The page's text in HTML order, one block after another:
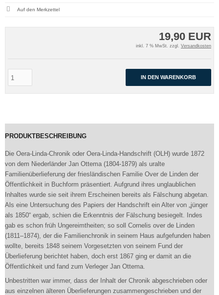
19,90 EUR
inkl. 7 % MwSt. zzgl. Versandkosten
IN DEN WARENKORB
PRODUKTBESCHREIBUNG
Die Oera-Linda-Chronik oder Oera-Linda-Handschrift (OLH) wurde 1872
von dem Niederländer Jan Ottema (1804-1879) als uralte
Familienüberlieferung der friesländischen Familie Over de Linden der
Öffentlichkeit in Buchform präsentiert. Aufgrund ihres unglaublichen
Inhaltes wurde sie seit ihrem Erscheinen bereits als Fälschung abgetan.
Als eine Untersuchung des Papiers der Handschrift ein Alter von „jünger
als 1850“ ergab, schien die Erkenntnis der Fälschung besiegelt. Indes
gab es schon früh Ungereimtheiten; so soll Cornelis over de Linden
(1811–1874), der die Familienchronik in seinem Haus aufgefunden haben
wollte, bereits 1848 seinem Vorgesetzten von seinem Fund der
Überlieferung berichtet haben, doch erst 1867 ging er damit an die
Öffentlichkeit und fand zum Verleger Jan Ottema.
Unbestritten war immer, dass der Inhalt der Chronik abgeschrieben oder
aus einzelnen älteren Überlieferungen zusammengeschrieben und der